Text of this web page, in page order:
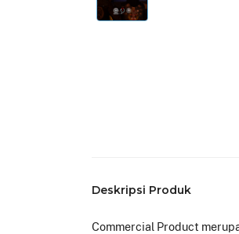
Deskripsi Produk
Commercial Product